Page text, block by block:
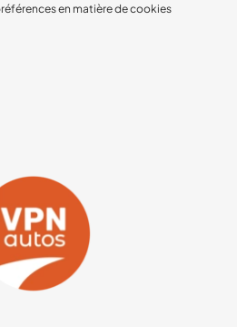
en matière de cookies